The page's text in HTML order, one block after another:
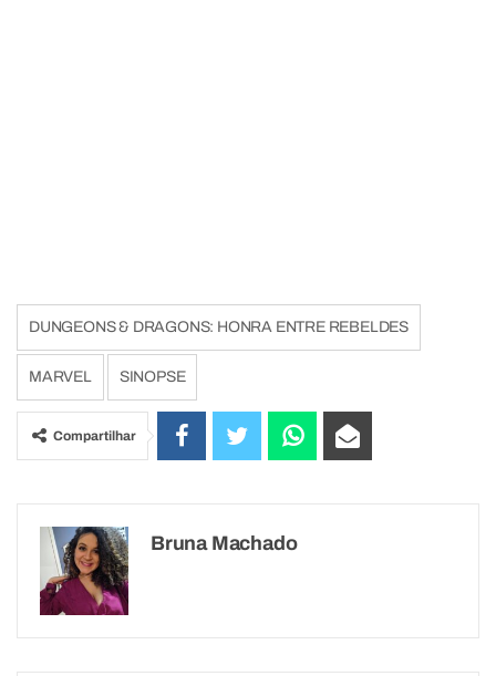
DUNGEONS & DRAGONS: HONRA ENTRE REBELDES
MARVEL SINOPSE
Compartilhar
Bruna Machado